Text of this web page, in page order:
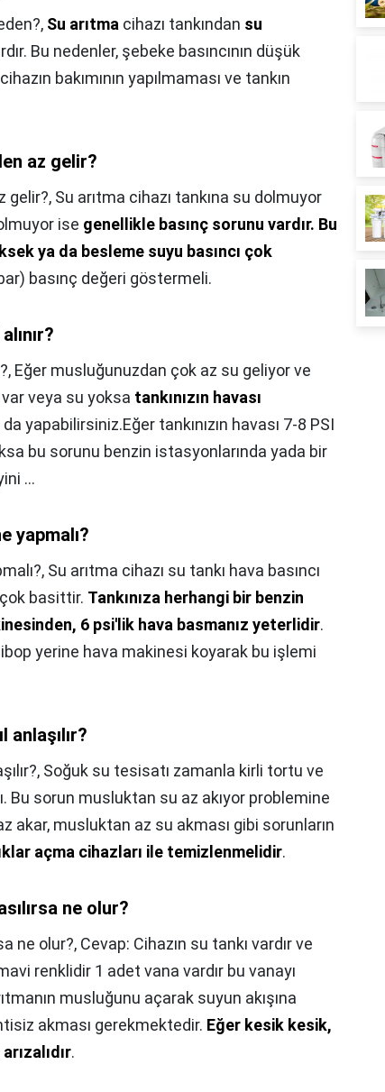
Su arıtma cihazı tankından su
Bu nedenler, şebeke basıncının düşük
bakımının yapılmaması ve tankın
az gelir?
gelir?, Su arıtma cihazı tankına su dolmuyor
ise genellikle basınç sorunu vardır. Bu
ya da besleme suyu basıncı çok
basınç değeri göstermeli.
Eğer musluğunuzdan çok az su geliyor ve
veya su yoksa tankınızın havası
yapabilirsiniz.Eğer tankınızın havası 7-8 PSI
bu sorunu benzin istasyonlarında yada bir
...
yapmalı?
Su arıtma cihazı su tankı hava basıncı
basittir. Tankınıza herhangi bir benzin
6 psi'lik hava basmanız yeterlidir.
yerine hava makinesi koyarak bu işlemi
anlaşılır?
Soğuk su tesisatı zamanla kirli tortu ve
Bu sorun musluktan su az akıyor problemine
akar, musluktan az su akması gibi sorunların
açma cihazları ile temizlenmelidir.
ne olur?
ne olur?, Cevap: Cihazın su tankı vardır ve
renklidir 1 adet vana vardır bu vanayı
musluğunu açarak suyun akışına
akması gerekmektedir. Eğer kesik kesik,
.